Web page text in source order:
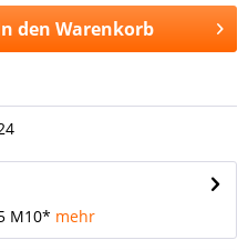
den Warenkorb
M10* mehr